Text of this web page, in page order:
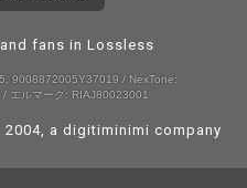
fans in Lossless
9008872005Y37019 / NexTone:
エルマーク: RIAJ80023001
a digitiminimi company